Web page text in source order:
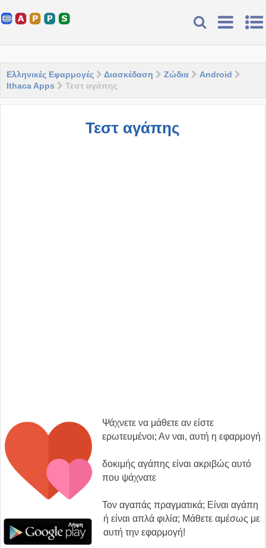
Ελληνικές Εφαρμογές Διασκέδαση Ζώδια
Android
Ithaca Apps
Τεστ αγάπης
Τεστ αγάπης
Ψάχνετε να μάθετε αν είστε
ερωτευμένοι; Αν ναι, αυτή η εφαρμογή
δοκιμής αγάπης είναι ακριβώς αυτό
που ψάχνατε
Τον αγαπάς πραγματικά; Είναι αγάπη
ή είναι απλά φιλία; Μάθετε αμέσως με
αυτή την εφαρμογή!